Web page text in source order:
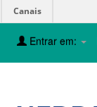
Canais
Entrar em: